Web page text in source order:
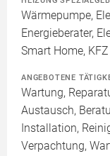
Wärmepumpe,
Energieberater,
Smart Home,
ANGEBOTENE
Wartung,
Austausch,
Installation,
Verpachtung,